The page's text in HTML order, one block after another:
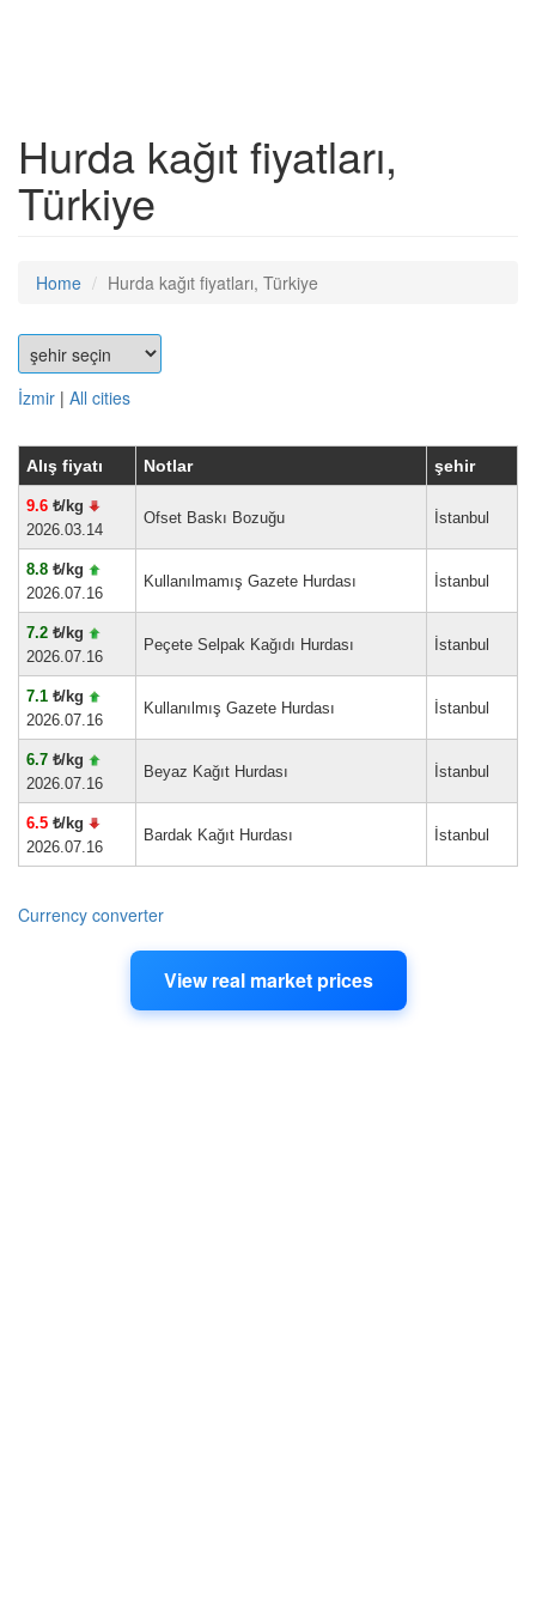
Hurda kağıt fiyatları,
Türkiye
Home Hurda kağıt fiyatları, Türkiye
İzmir | All cities
Alış fiyatı Notlar şehir
9.6 ₺/kg
2026.03.14
Ofset Baskı Bozuğu İstanbul
8.8 ₺/kg
2026.07.16
Kullanılmamış Gazete Hurdası İstanbul
7.2 ₺/kg
2026.07.16
Peçete Selpak Kağıdı Hurdası İstanbul
7.1 ₺/kg
2026.07.16
Kullanılmış Gazete Hurdası İstanbul
6.7 ₺/kg
2026.07.16
Beyaz Kağıt Hurdası İstanbul
6.5 ₺/kg
2026.07.16
Bardak Kağıt Hurdası İstanbul
Currency converter
View real market prices